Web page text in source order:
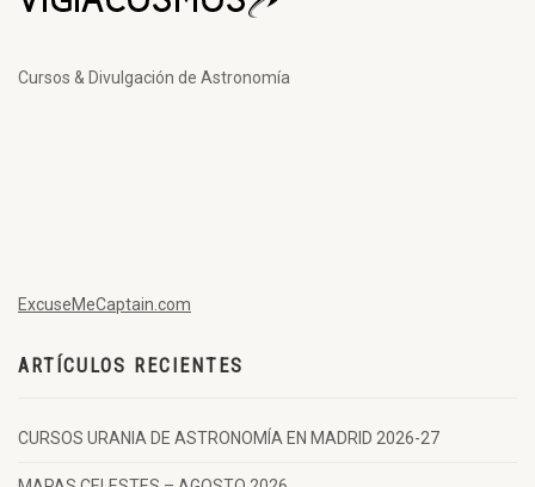
Cursos & Divulgación de Astronomía
ExcuseMeCaptain.com
ARTÍCULOS RECIENTES
CURSOS URANIA DE ASTRONOMÍA EN MADRID 2026-27